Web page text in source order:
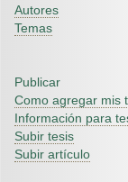
Autores
Temas
Publicar
Como agregar mis
Información para
Subir tesis
Subir artículo